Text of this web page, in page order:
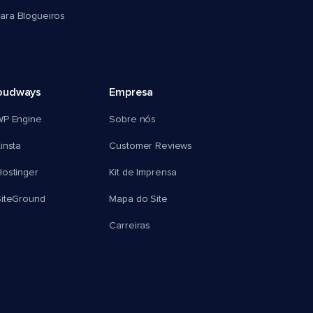
Blogueiros
Engine
Empresa
Sobre nós
Customer Reviews
Kit de Imprensa
Mapa do Site
Carreiras